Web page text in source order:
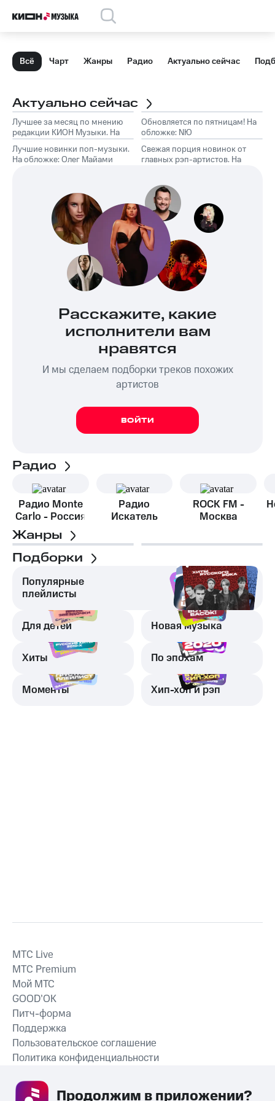
Всё Чарт Жанры Радио Актуально сейчас
Актуально сейчас
Лучшее за месяц по мнению
редакции КИОН Музыки. На
обложке: Marselle
Обновляется по пятницам! На
обложке: NЮ
Лучшие новинки поп-музыки.
На обложке: Олег Майами
Свежая порция новинок от
главных рэп-артистов. На
Расскажите, какие
исполнители вам
нравятся
И мы сделаем подборки треков похожих
артистов
ВОЙТИ
Радио
Радио Monte
Carlo - Россия
Радио
Искатель
ROCK FM -
Москва
Жанры
Подборки
Популярные
плейлисты
Для детей Новая музыка
Хиты По эпохам
Моменты Хип-хоп и рэп
СКАЧАТЬ ПРИЛОЖЕНИЕ
MTС Live
MTС Premium
Мой МТС
GOOD’OK
Питч-форма
Поддержка
Пользовательское соглашение
Политика конфиденциальности